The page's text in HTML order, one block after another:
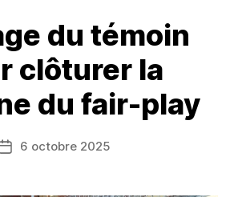
du témoin
clôturer la
du fair-play
Date6 octobre 2025